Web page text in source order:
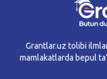
Grantlar.uz tolibi
mamlakatlarda bepul